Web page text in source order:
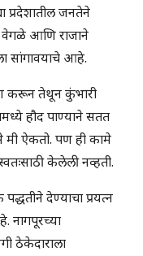
प्रदेशातील जनतेने
वेगळे आणि राजाने
सांगावयाचे आहे.
करून तेथून कुंभारी
हौद पाण्याने सतत
ऐकतो. पण ही कामे
केलेली नव्हती.
देण्याचा प्रयत्न
नागपूरच्या
ठेकेदाराला